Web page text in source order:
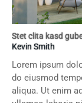
Stet clita kasd
Kevin Smith
Lorem ipsum
do eiusmod
aliqua. Ut enim